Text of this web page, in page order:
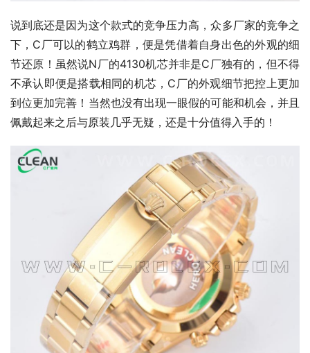
说到底还是因为这个款式的竞争压力高，众多厂家的竞争之
下，C厂可以的鹤立鸡群，便是凭借着自身出色的外观的细
节还原！虽然说N厂的4130机芯并非是C厂独有的，但不得
不承认即便是搭载相同的机芯，C厂的外观细节把控上更加
到位更加完善！当然也没有出现一眼假的可能和机会，并且
佩戴起来之后与原装几乎无疑，还是十分值得入手的！